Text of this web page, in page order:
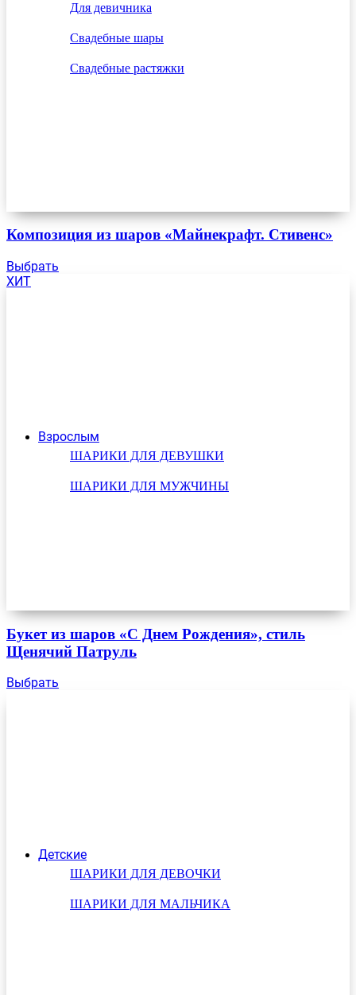
Для девичника
Свадебные шары
Свадебные растяжки
Взрослым
ШАРИКИ ДЛЯ ДЕВУШКИ
ШАРИКИ ДЛЯ МУЖЧИНЫ
Детские
ШАРИКИ ДЛЯ ДЕВОЧКИ
ШАРИКИ ДЛЯ МАЛЬЧИКА
Композиция из шаров «Майнекрафт. Стивенс»
Выбрать
ХИТ
Букет из шаров «С Днем Рождения», стиль
Щенячий Патруль
Выбрать